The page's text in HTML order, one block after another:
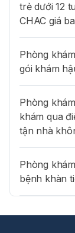
trẻ dưới 12
CHAC giá
Phòng
gói khám
Phòng
khám qua
tận nhà
Phòng
bệnh khàn